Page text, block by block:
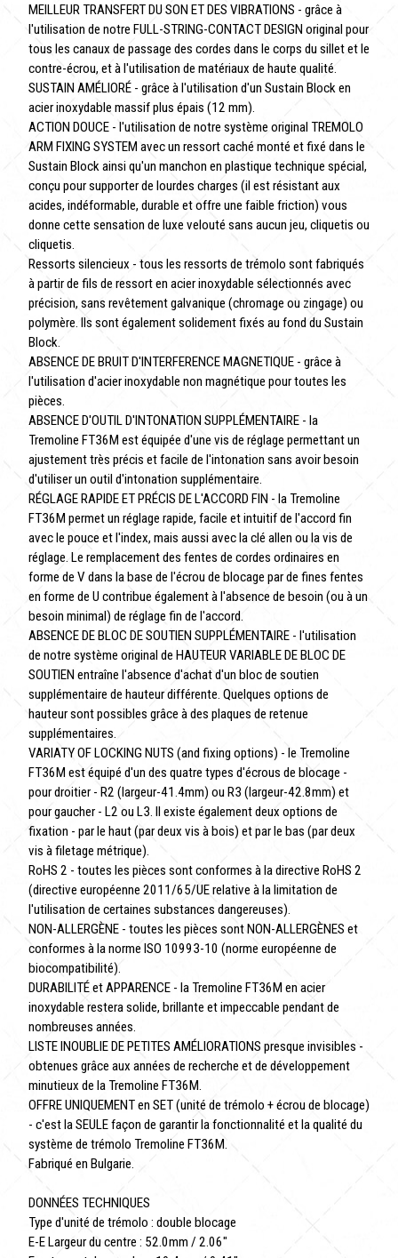
MEILLEUR TRANSFERT DU SON ET DES VIBRATIONS - grâce à
l'utilisation de notre FULL-STRING-CONTACT DESIGN original pour
tous les canaux de passage des cordes dans le corps du sillet et le
contre-écrou, et à l'utilisation de matériaux de haute qualité.
SUSTAIN AMÉLIORÉ - grâce à l'utilisation d'un Sustain Block en
acier inoxydable massif plus épais (12 mm).
ACTION DOUCE - l'utilisation de notre système original TREMOLO
ARM FIXING SYSTEM avec un ressort caché monté et fixé dans le
Sustain Block ainsi qu'un manchon en plastique technique spécial,
conçu pour supporter de lourdes charges (il est résistant aux
acides, indéformable, durable et offre une faible friction) vous
donne cette sensation de luxe velouté sans aucun jeu, cliquetis ou
cliquetis.
Ressorts silencieux - tous les ressorts de trémolo sont fabriqués
à partir de fils de ressort en acier inoxydable sélectionnés avec
précision, sans revêtement galvanique (chromage ou zingage) ou
polymère. Ils sont également solidement fixés au fond du Sustain
Block.
ABSENCE DE BRUIT D'INTERFERENCE MAGNETIQUE - grâce à
l'utilisation d'acier inoxydable non magnétique pour toutes les
pièces.
ABSENCE D'OUTIL D'INTONATION SUPPLÉMENTAIRE - la
Tremoline FT36M est équipée d'une vis de réglage permettant un
ajustement très précis et facile de l'intonation sans avoir besoin
d'utiliser un outil d'intonation supplémentaire.
RÉGLAGE RAPIDE ET PRÉCIS DE L'ACCORD FIN - la Tremoline
FT36M permet un réglage rapide, facile et intuitif de l'accord fin
avec le pouce et l'index, mais aussi avec la clé allen ou la vis de
réglage. Le remplacement des fentes de cordes ordinaires en
forme de V dans la base de l'écrou de blocage par de fines fentes
en forme de U contribue également à l'absence de besoin (ou à un
besoin minimal) de réglage fin de l'accord.
ABSENCE DE BLOC DE SOUTIEN SUPPLÉMENTAIRE - l'utilisation
de notre système original de HAUTEUR VARIABLE DE BLOC DE
SOUTIEN entraîne l'absence d'achat d'un bloc de soutien
supplémentaire de hauteur différente. Quelques options de
hauteur sont possibles grâce à des plaques de retenue
supplémentaires.
VARIATY OF LOCKING NUTS (and fixing options) - le Tremoline
FT36M est équipé d'un des quatre types d'écrous de blocage -
pour droitier - R2 (largeur-41.4mm) ou R3 (largeur-42.8mm) et
pour gaucher - L2 ou L3. Il existe également deux options de
fixation - par le haut (par deux vis à bois) et par le bas (par deux
vis à filetage métrique).
RoHS 2 - toutes les pièces sont conformes à la directive RoHS 2
(directive européenne 2011/65/UE relative à la limitation de
l'utilisation de certaines substances dangereuses).
NON-ALLERGÈNE - toutes les pièces sont NON-ALLERGÈNES et
conformes à la norme ISO 10993-10 (norme européenne de
biocompatibilité).
DURABILITÉ et APPARENCE - la Tremoline FT36M en acier
inoxydable restera solide, brillante et impeccable pendant de
nombreuses années.
LISTE INOUBLIE DE PETITES AMÉLIORATIONS presque invisibles -
obtenues grâce aux années de recherche et de développement
minutieux de la Tremoline FT36M.
OFFRE UNIQUEMENT en SET (unité de trémolo + écrou de blocage)
- c'est la SEULE façon de garantir la fonctionnalité et la qualité du
système de trémolo Tremoline FT36M.
Fabriqué en Bulgarie.
DONNÉES TECHNIQUES
Type d'unité de trémolo : double blocage
E-E Largeur du centre : 52.0mm / 2.06"